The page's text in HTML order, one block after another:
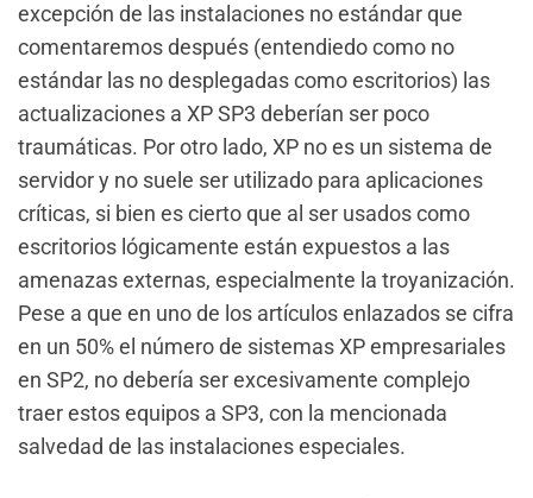
excepción de las instalaciones no estándar que
comentaremos después (entendiedo como no
estándar las no desplegadas como escritorios) las
actualizaciones a XP SP3 deberían ser poco
traumáticas. Por otro lado, XP no es un sistema de
servidor y no suele ser utilizado para aplicaciones
críticas, si bien es cierto que al ser usados como
escritorios lógicamente están expuestos a las
amenazas externas, especialmente la troyanización.
Pese a que en uno de los artículos enlazados se cifra
en un 50% el número de sistemas XP empresariales
en SP2, no debería ser excesivamente complejo
traer estos equipos a SP3, con la mencionada
salvedad de las instalaciones especiales.